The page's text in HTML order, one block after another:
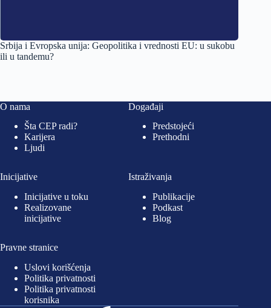
Srbija i Evropska unija: Geopolitika i vrednosti EU: u sukobu
ili u tandemu?
O nama
Šta CEP radi?
Karijera
Ljudi
Događaji
Predstojeći
Prethodni
Inicijative
Inicijative u toku
Realizovane
inicijative
Istraživanja
Publikacije
Podkast
Blog
Pravne stranice
Uslovi korišćenja
Politika privatnosti
Politika privatnosti
korisnika